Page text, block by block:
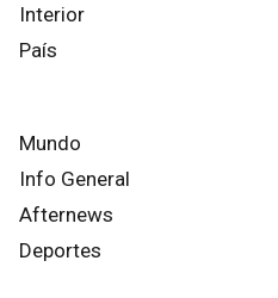
Interior
País
Mundo
Info General
Afternews
Deportes